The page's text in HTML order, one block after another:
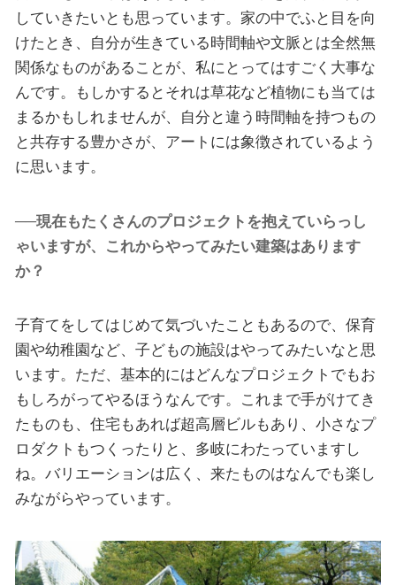
していきたいとも思っています。家の中でふと目を向
けたとき、自分が生きている時間軸や文脈とは全然無
関係なものがあることが、私にとってはすごく大事な
んです。もしかするとそれは草花など植物にも当ては
まるかもしれませんが、自分と違う時間軸を持つもの
と共存する豊かさが、アートには象徴されているよう
に思います。
──現在もたくさんのプロジェクトを抱えていらっし
ゃいますが、これからやってみたい建築はあります
か？
子育てをしてはじめて気づいたこともあるので、保育
園や幼稚園など、子どもの施設はやってみたいなと思
います。ただ、基本的にはどんなプロジェクトでもお
もしろがってやるほうなんです。これまで手がけてき
たものも、住宅もあれば超高層ビルもあり、小さなプ
ロダクトもつくったりと、多岐にわたっていますし
ね。バリエーションは広く、来たものはなんでも楽し
みながらやっています。